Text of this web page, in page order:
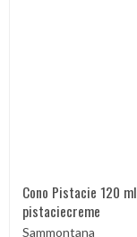
Cono Pistacie 120
pistaciecreme
Sammontana